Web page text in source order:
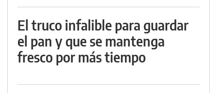
El truco infalible para guardar
el pan y que se mantenga
fresco por más tiempo